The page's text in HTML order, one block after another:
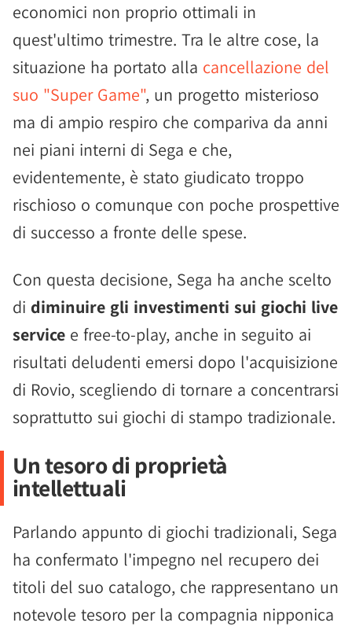
economici non proprio ottimali in
quest'ultimo trimestre. Tra le altre cose, la
situazione ha portato alla cancellazione del
suo "Super Game", un progetto misterioso
ma di ampio respiro che compariva da anni
nei piani interni di Sega e che,
evidentemente, è stato giudicato troppo
rischioso o comunque con poche prospettive
di successo a fronte delle spese.
Con questa decisione, Sega ha anche scelto
di diminuire gli investimenti sui giochi live
service e free-to-play, anche in seguito ai
risultati deludenti emersi dopo l'acquisizione
di Rovio, scegliendo di tornare a concentrarsi
soprattutto sui giochi di stampo tradizionale.
Un tesoro di proprietà
intellettuali
Parlando appunto di giochi tradizionali, Sega
ha confermato l'impegno nel recupero dei
titoli del suo catalogo, che rappresentano un
notevole tesoro per la compagnia nipponica